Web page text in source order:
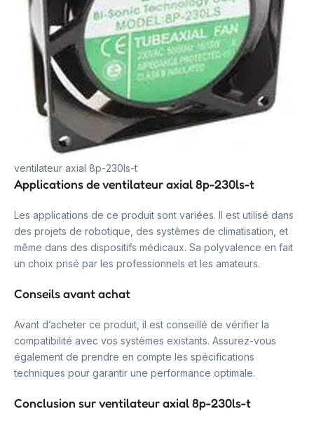
ventilateur axial 8p-230ls-t
Applications de ventilateur axial 8p-230ls-t
Les applications de ce produit sont variées. Il est utilisé dans
des projets de robotique, des systèmes de climatisation, et
même dans des dispositifs médicaux. Sa polyvalence en fait
un choix prisé par les professionnels et les amateurs.
Conseils avant achat
Avant d’acheter ce produit, il est conseillé de vérifier la
compatibilité avec vos systèmes existants. Assurez-vous
également de prendre en compte les spécifications
techniques pour garantir une performance optimale.
Conclusion sur ventilateur axial 8p-230ls-t